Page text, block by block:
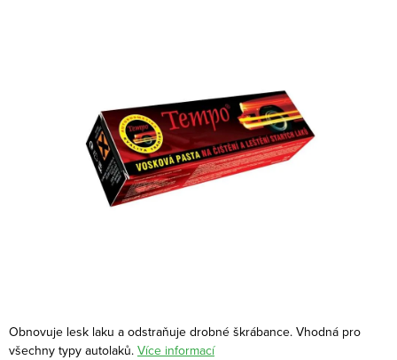
Obnovuje lesk laku a odstraňuje drobné škrábance. Vhodná pro
všechny typy autolaků. Více informací